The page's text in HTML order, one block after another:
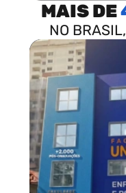
MAIS DE
NO